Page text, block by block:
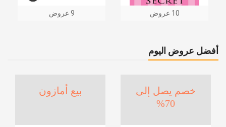
9 عروض 10 عروض
أفضل عروض اليوم
بيع أمازون
خصم يصل إلى
70%